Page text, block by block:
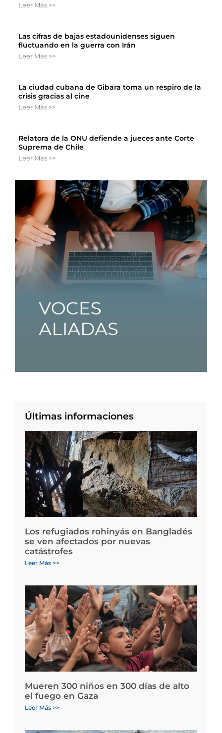
Leer Más >>
Las cifras de bajas estadounidenses siguen
fluctuando en la guerra con Irán
Leer Más >>
La ciudad cubana de Gibara toma un respiro de la
crisis gracias al cine
Leer Más >>
Relatora de la ONU defiende a jueces ante Corte
Suprema de Chile
Leer Más >>
Últimas informaciones
Los refugiados rohinyás en Bangladés
se ven afectados por nuevas
catástrofes
Leer Más >>
Mueren 300 niños en 300 días de alto
el fuego en Gaza
Leer Más >>